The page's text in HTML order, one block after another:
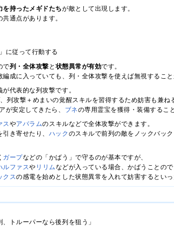
を持ったメギドたちが敵として出現します。
通点があります。
に従って行動する
で列・全体攻撃 と状態異常が有効です。
編成に入っていても、列・全体攻撃を使えば無視すること
代表的な列攻撃です。
列攻撃＋めまいの覚醒スキルを習得するため妨害も兼ね
が安定してきたら、 ブネの専用霊宝を獲得・装備するこ
ス やアバラムのスキルなどで全体攻撃ができます。
き寄せたり、 ハック のスキルで前列の敵をノックバッ
ガープなどの「かばう」で守るのが基本ですが、
ルファスや リリムなどが入っている場合、かばうことの
クスの感電を始めとした状態異常を入れて妨害するといっ
トルーパーなら後列を狙う」